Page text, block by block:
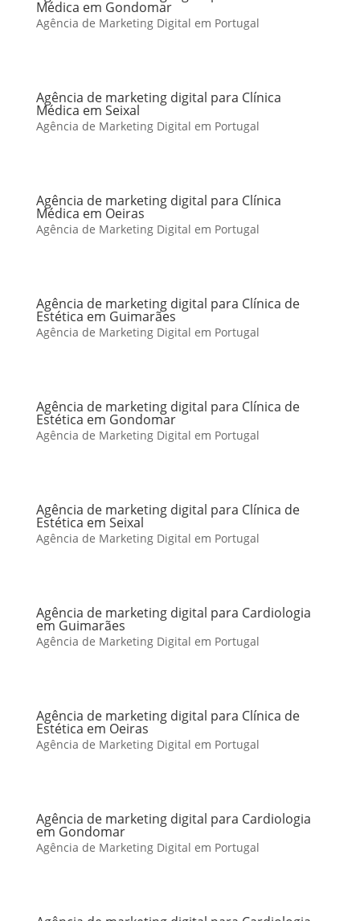
Médica em Gondomar
Agência de Marketing Digital em Portugal
Agência de marketing digital para Clínica
Médica em Seixal
Agência de Marketing Digital em Portugal
Agência de marketing digital para Clínica
Médica em Oeiras
Agência de Marketing Digital em Portugal
Agência de marketing digital para Clínica de
Estética em Guimarães
Agência de Marketing Digital em Portugal
Agência de marketing digital para Clínica de
Estética em Gondomar
Agência de Marketing Digital em Portugal
Agência de marketing digital para Clínica de
Estética em Seixal
Agência de Marketing Digital em Portugal
Agência de marketing digital para Cardiologia
em Guimarães
Agência de Marketing Digital em Portugal
Agência de marketing digital para Clínica de
Estética em Oeiras
Agência de Marketing Digital em Portugal
Agência de marketing digital para Cardiologia
em Gondomar
Agência de Marketing Digital em Portugal